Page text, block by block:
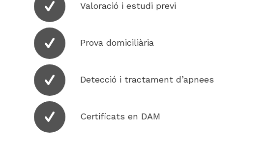
Valoració i estudi previ
Prova domiciliària
Detecció i tractament d’apnees
Certificats en DAM